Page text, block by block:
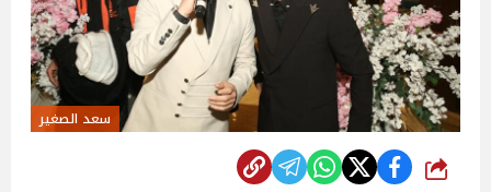
سعد الصغير
شارك